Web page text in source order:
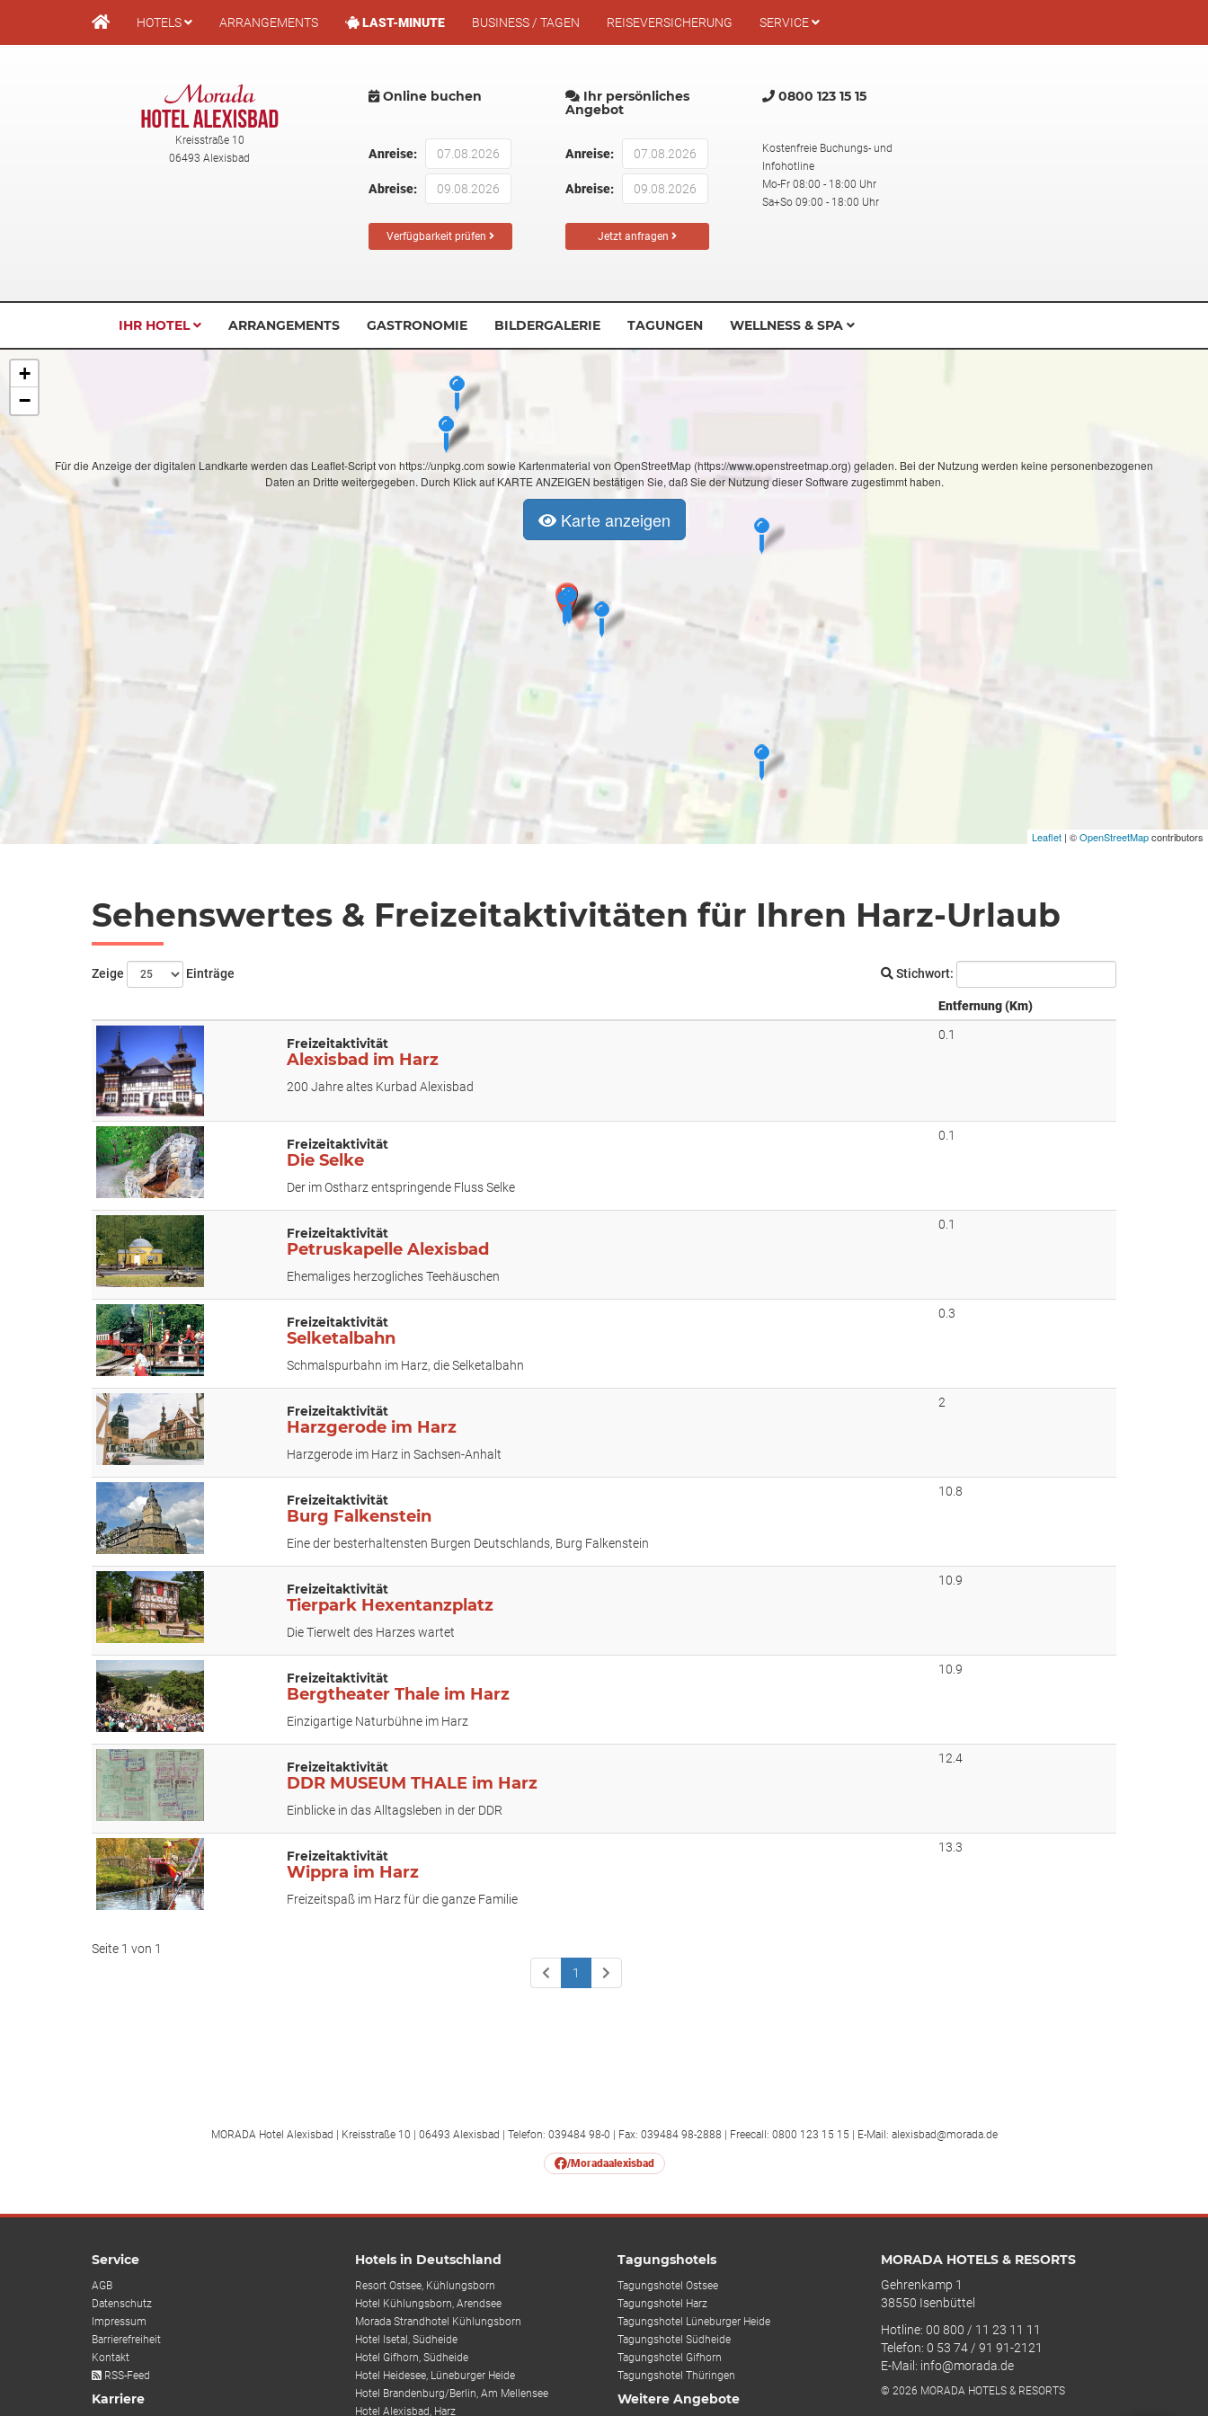
Inhalt
HOTELS ARRANGEMENTS LAST-MINUTE BUSINESS / TAGEN REISEVERSICHERUNG SERVICE
Kreisstraße 10
06493 Alexisbad
Online buchen
Anreise:
Abreise:
Verfügbarkeit prüfen
Ihr persönliches
Angebot
Anreise:
Abreise:
Jetzt anfragen
0800 123 15 15
Kostenfreie Buchungs- und
Infohotline
Mo-Fr 08:00 - 18:00 Uhr
Sa+So 09:00 - 18:00 Uhr
IHR HOTEL ARRANGEMENTS GASTRONOMIE BILDERGALERIE TAGUNGEN WELLNESS & SPA
Für die Anzeige der digitalen Landkarte werden das Leaflet-Script von https://unpkg.com sowie Kartenmaterial von OpenStreetMap (https://www.openstreetmap.org) geladen. Bei der Nutzung werden keine personenbezogenen
Daten an Dritte weitergegeben. Durch Klick auf KARTE ANZEIGEN bestätigen Sie, daß Sie der Nutzung dieser Software zugestimmt haben.
Karte anzeigen
+
−
Leaflet | ©OpenStreetMapcontributors
Sehenswertes & Freizeitaktivitäten für Ihren Harz-Urlaub
Zeige Einträge Stichwort:
Entfernung (Km)
Freizeitaktivität
Alexisbad im Harz
200 Jahre altes Kurbad Alexisbad
0.1
Freizeitaktivität
Die Selke
Der im Ostharz entspringende Fluss Selke
0.1
Freizeitaktivität
Petruskapelle Alexisbad
Ehemaliges herzogliches Teehäuschen
0.1
Freizeitaktivität
Selketalbahn
Schmalspurbahn im Harz, die Selketalbahn
0.3
Freizeitaktivität
Harzgerode im Harz
Harzgerode im Harz in Sachsen-Anhalt
2
Freizeitaktivität
Burg Falkenstein
Eine der besterhaltensten Burgen Deutschlands, Burg Falkenstein
10.8
Freizeitaktivität
Tierpark Hexentanzplatz
Die Tierwelt des Harzes wartet
10.9
Freizeitaktivität
Bergtheater Thale im Harz
Einzigartige Naturbühne im Harz
10.9
Freizeitaktivität
DDR MUSEUM THALE im Harz
Einblicke in das Alltagsleben in der DDR
12.4
Freizeitaktivität
Wippra im Harz
Freizeitspaß im Harz für die ganze Familie
13.3
Seite 1 von 1
1
MORADA Hotel Alexisbad | Kreisstraße 10 | 06493 Alexisbad | Telefon: 039484 98-0 | Fax: 039484 98-2888 | Freecall: 0800 123 15 15 | E-Mail: alexisbad@morada.de
/Moradaalexisbad
Service
AGB
Datenschutz
Impressum
Barrierefreiheit
Kontakt
RSS-Feed
Karriere
Hotels in Deutschland
Resort Ostsee, Kühlungsborn
Hotel Kühlungsborn, Arendsee
Morada Strandhotel Kühlungsborn
Hotel Isetal, Südheide
Hotel Gifhorn, Südheide
Hotel Heidesee, Lüneburger Heide
Hotel Brandenburg/Berlin, Am Mellensee
Hotel Alexisbad, Harz
Tagungshotels
Tagungshotel Ostsee
Tagungshotel Harz
Tagungshotel Lüneburger Heide
Tagungshotel Südheide
Tagungshotel Gifhorn
Tagungshotel Thüringen
Weitere Angebote
MORADA HOTELS & RESORTS
Gehrenkamp 1
38550 Isenbüttel
Hotline: 00 800 / 11 23 11 11
Telefon: 0 53 74 / 91 91-2121
E-Mail: info@morada.de
© 2026 MORADA HOTELS & RESORTS